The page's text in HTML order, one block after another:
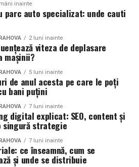
inainte
parc auto specializat: unde cauti
2 luni inainte
viteza de deplasare
mașinii?
5 luni inainte
de anul acesta pe care le poți
bani puțini
7 luni inainte
digital explicat: SEO, content și
strategie
7 luni inainte
ce înseamnă, cum se
și unde se distribuie